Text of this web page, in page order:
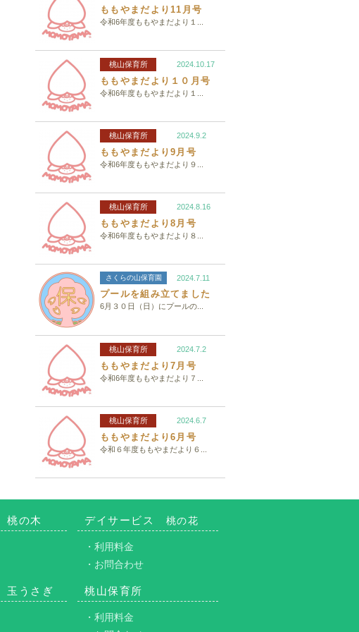
ももやまだより11月号
令和6年度ももやまだより１...
桃山保育所 2024.10.17
ももやまだより１０月号
令和6年度ももやまだより１...
桃山保育所 2024.9.2
ももやまだより9月号
令和6年度ももやまだより９...
桃山保育所 2024.8.16
ももやまだより8月号
令和6年度ももやまだより８...
さくらの山保育園 2024.7.11
プールを組み立てました
6月３０日（日）にプールの...
桃山保育所 2024.7.2
ももやまだより7月号
令和6年度ももやまだより７...
桃山保育所 2024.6.7
ももやまだより6月号
令和６年度ももやまだより６...
桃の木
玉うさぎ
デイサービス 桃の花
・利用料金
・お問合わせ
桃山保育所
・利用料金